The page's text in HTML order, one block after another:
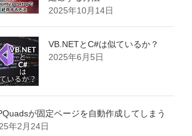
2025年10月14日
VB.NETとC#は似ているか？
2025年6月5日
が固定ページを自動作成してしまう
年2月24日